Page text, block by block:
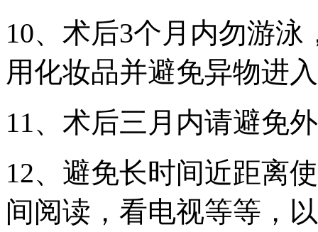
10、术后3个月内勿游
用化妆品并避免异物进
11、术后三月内请避免
12、避免长时间近距离
间阅读，看电视等等，